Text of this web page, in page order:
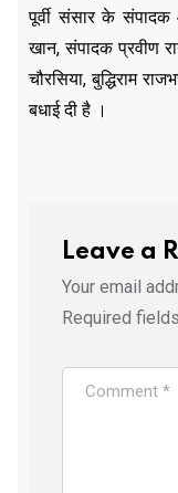
पूर्वी संसार के
खान, संपादक प्रवीण
चौरसिया, बुद्धिराम
बधाई दी है ।
Leave a
Your email
Required